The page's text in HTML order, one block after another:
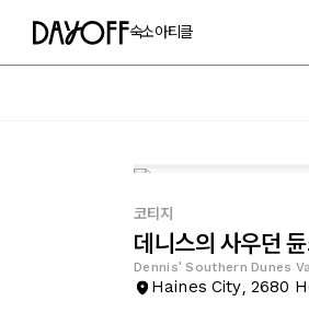
숙소아티클
코티지
데니스의 사우던
Dennis' Southern Dunes
Haines City, 2680